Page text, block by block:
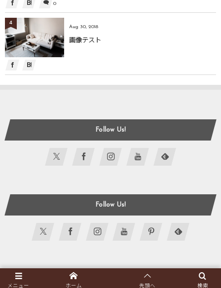
0
Aug 30, 2018
画像テスト
4
Follow Us!
Follow Us!
表示可能なアイコンフォント一覧
メニュー 検索
ホーム 先頭へ